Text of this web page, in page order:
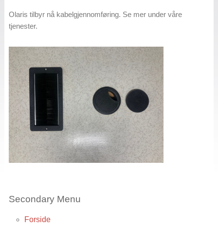
Olaris tilbyr nå kabelgjennomføring. Se mer under våre
tjenester.
Secondary Menu
Forside